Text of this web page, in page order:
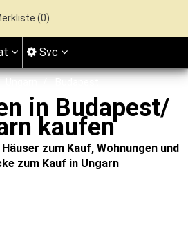
in Budapest/
kaufen
zum Kauf, Wohnungen und
zum Kauf in Ungarn
(0)
Svc